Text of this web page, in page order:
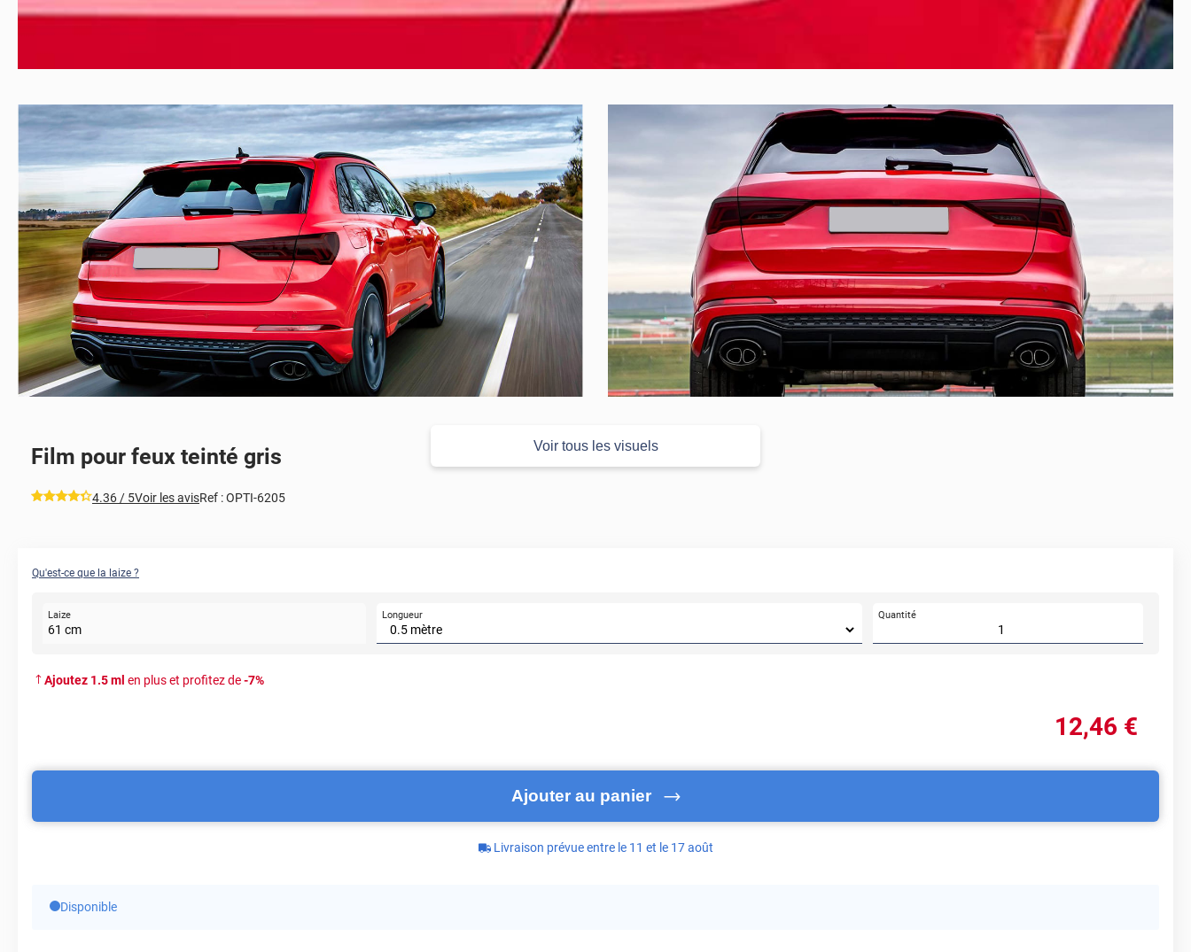
Voir tous les visuels
Film pour feux teinté gris
*****
4.36 / 5Voir les avisRef :OPTI-6205
Qu'est-ce que la laize ?
Laize
61 cm
Longueur Quantité
Ajoutez 1.5ml en plus et profitez de-7%
12,46 €
Ajouter au panier
Livraison prévue entre le 11 et le 17 août
Disponible